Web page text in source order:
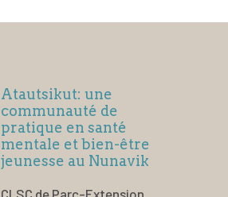
Atautsikut: une
communauté de
pratique en santé
mentale et bien-être
jeunesse au Nunavik
CLSC de Parc-Extension